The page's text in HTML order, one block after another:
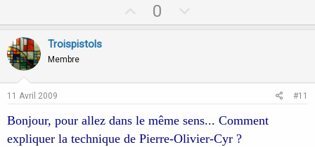
p
t
0
o
v
e
Troispistols
Membre
11 Avril 2009 #11
Bonjour, pour allez dans le même sens... Comment
expliquer la technique de Pierre-Olivier-Cyr ?